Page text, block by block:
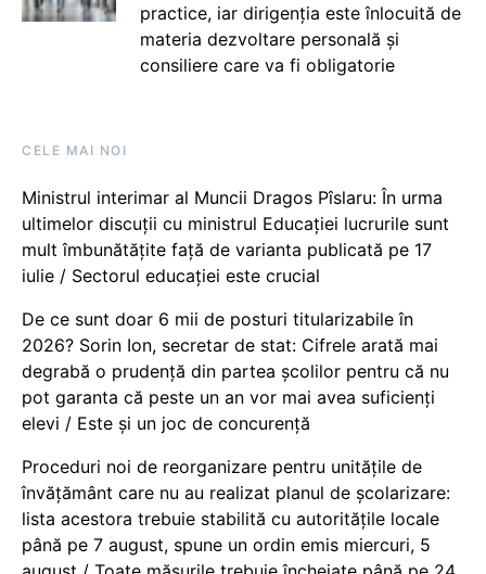
practice, iar dirigenția este înlocuită de
materia dezvoltare personală și
consiliere care va fi obligatorie
CELE MAI NOI
Ministrul interimar al Muncii Dragos Pîslaru: În urma
ultimelor discuții cu ministrul Educației lucrurile sunt
mult îmbunătățite față de varianta publicată pe 17
iulie / Sectorul educației este crucial
De ce sunt doar 6 mii de posturi titularizabile în
2026? Sorin Ion, secretar de stat: Cifrele arată mai
degrabă o prudență din partea școlilor pentru că nu
pot garanta că peste un an vor mai avea suficienți
elevi / Este și un joc de concurență
Proceduri noi de reorganizare pentru unitățile de
învățământ care nu au realizat planul de școlarizare:
lista acestora trebuie stabilită cu autoritățile locale
până pe 7 august, spune un ordin emis miercuri, 5